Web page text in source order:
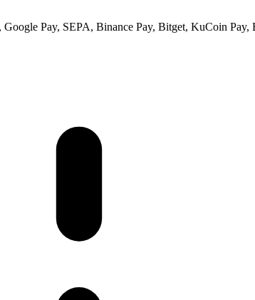
Pay, SEPA, Binance Pay, Bitget, KuCoin